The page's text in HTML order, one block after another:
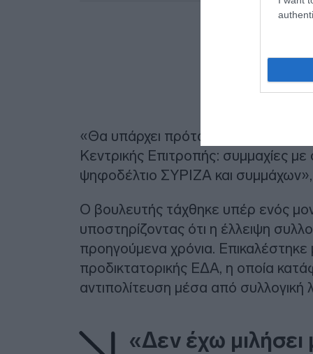
«Θα υπάρχει πρόταση που θα
Κεντρικής Επιτροπής: συμμαχίες
ψηφοδέλτιο ΣΥΡΙΖΑ και
Ο βουλευτής τάχθηκε υπέρ ενός
υποστηρίζοντας ότι η έλλειψη
προηγούμενα χρόνια.
προδικτατορικής ΕΔΑ, η οποία
αντιπολίτευση μέσα από συλλογική
«Δεν έχω μιλήσει